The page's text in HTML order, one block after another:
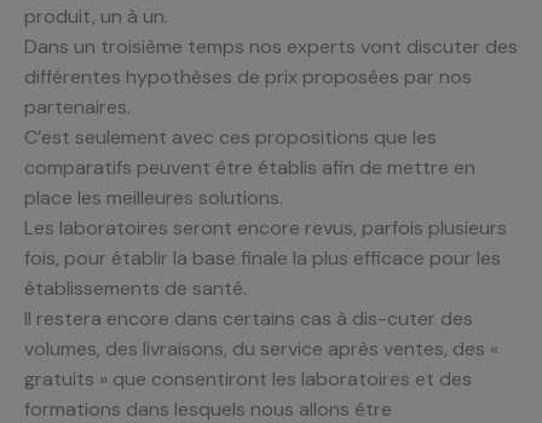
produit, un à un.
Dans un troisième temps nos experts vont discuter des
différentes hypothèses de prix proposées par nos
partenaires.
C’est seulement avec ces propositions que les
comparatifs peuvent être établis afin de mettre en
place les meilleures solutions.
Les laboratoires seront encore revus, parfois plusieurs
fois, pour établir la base finale la plus efficace pour les
établissements de santé.
Il restera encore dans certains cas à dis-cuter des
volumes, des livraisons, du service après ventes, des «
gratuits » que consentiront les laboratoires et des
formations dans lesquels nous allons être